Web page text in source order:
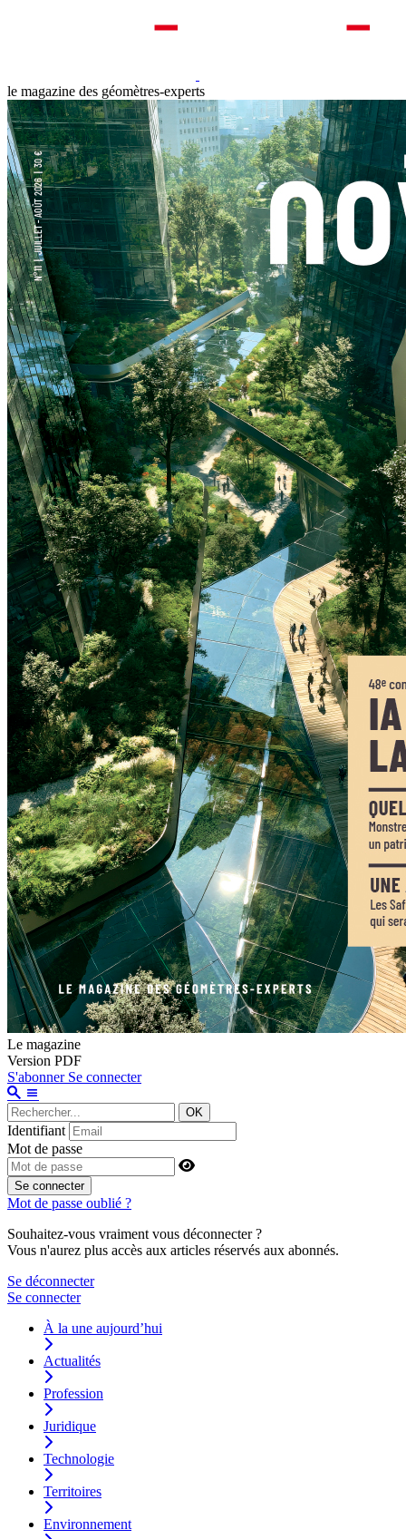
le magazine des géomètres-experts
Le magazine
Version PDF
S'abonner Se connecter
OK
Identifiant
Mot de passe
Se connecter
Mot de passe oublié ?
Souhaitez-vous vraiment vous déconnecter ?
Vous n'aurez plus accès aux articles réservés aux abonnés.
Se déconnecter
Se connecter
À la une aujourd’hui
Actualités
Profession
Juridique
Technologie
Territoires
Environnement